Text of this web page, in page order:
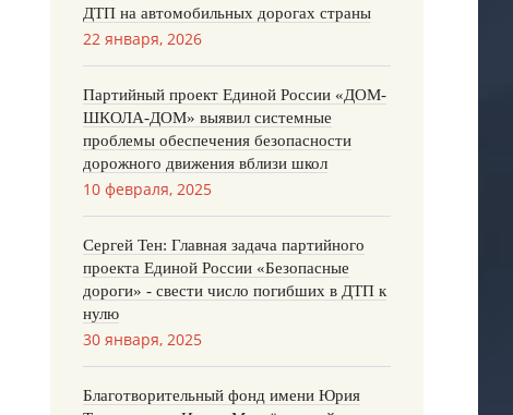
ДТП на автомобильных дорогах страны
22 января, 2026
Партийный проект Единой России «ДОМ-
ШКОЛА-ДОМ» выявил системные
проблемы обеспечения безопасности
дорожного движения вблизи школ
10 февраля, 2025
Сергей Тен: Главная задача партийного
проекта Единой России «Безопасные
дороги» - свести число погибших в ДТП к
нулю
30 января, 2025
Благотворительный фонд имени Юрия